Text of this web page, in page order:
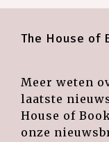
The House of
Meer weten
laatste
House of
onze